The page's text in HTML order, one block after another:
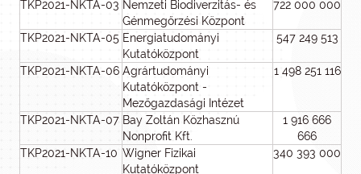
TKP2021-NKTA-03 Nemzeti Biodiverzitás- és
Génmegőrzési Központ
722 000 000
TKP2021-NKTA-05 Energiatudományi
Kutatóközpont
547 249 513
TKP2021-NKTA-06 Agrártudományi
Kutatóközpont -
Mezőgazdasági Intézet
1 498 251 116
TKP2021-NKTA-07 Bay Zoltán Közhasznú
Nonprofit Kft.
1 916 666
666
TKP2021-NKTA-10 Wigner Fizikai
Kutatóközpont
340 393 000